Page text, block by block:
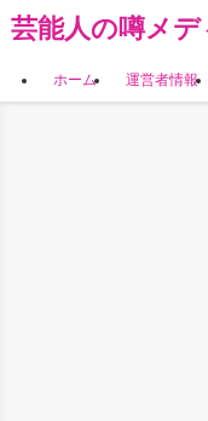
芸能人の噂メデ
ホーム 運営者情報